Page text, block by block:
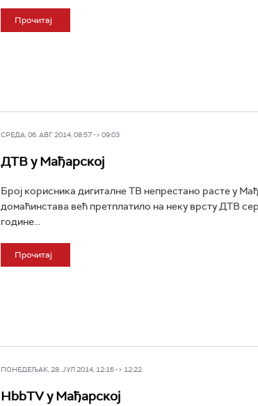
Прочитај
СРЕДА, 06. АВГ 2014, 08:57 -> 09:03
ДТВ у Мађарској
Број корисника дигиталне ТВ непрестано расте у
домаћинстава већ претплатило на неку врсту ДТВ
године...
Прочитај
ПОНЕДЕЉАК, 28. ЈУЛ 2014, 12:16 -> 12:22
HbbTV у Мађарској